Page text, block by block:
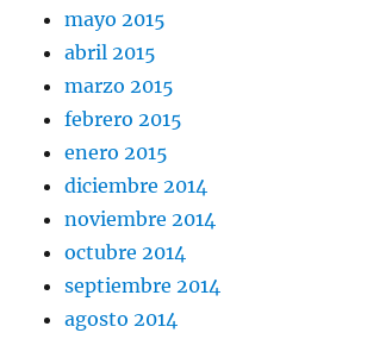
mayo 2015
abril 2015
marzo 2015
febrero 2015
enero 2015
diciembre 2014
noviembre 2014
octubre 2014
septiembre 2014
agosto 2014